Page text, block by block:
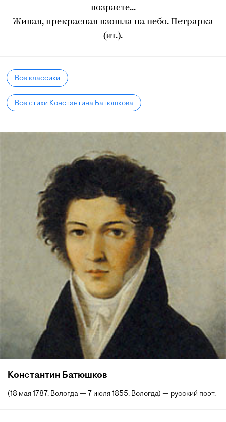
возрасте...
Живая, прекрасная взошла на небо. Петрарка
(ит.).
Все классики
Все стихи Константина Батюшкова
Константин Батюшков
(18 мая 1787, Вологда — 7 июля 1855, Вологда) — русский поэт.